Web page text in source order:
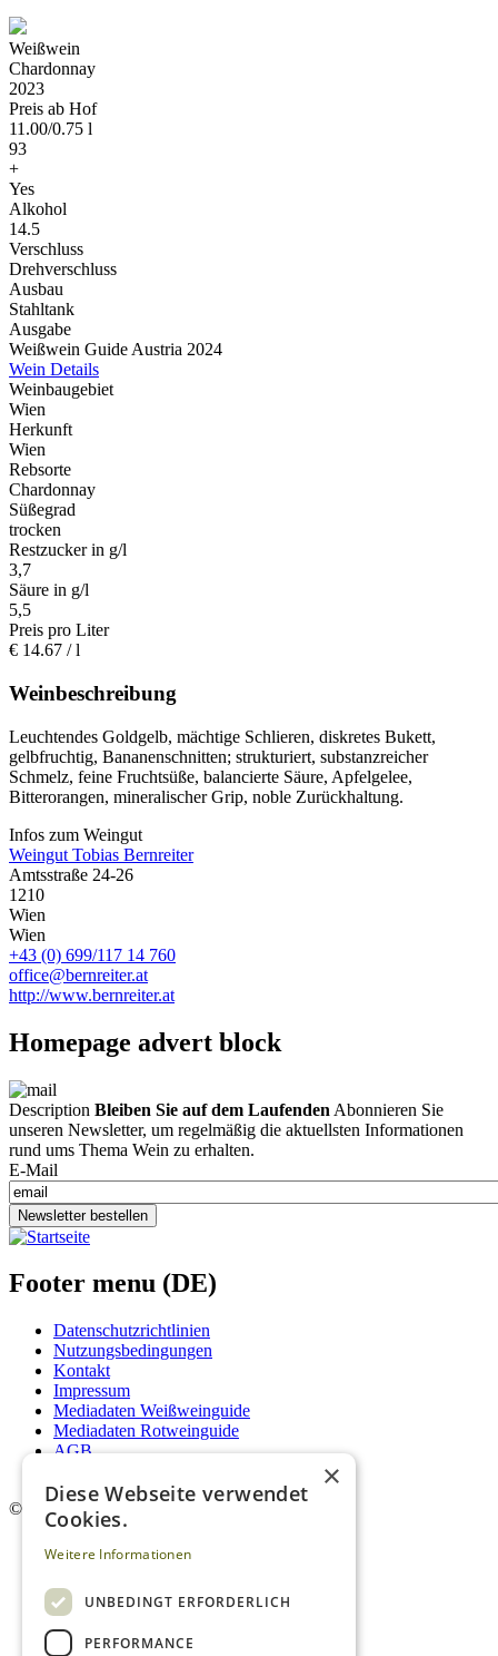
Weißwein
Chardonnay
2023
Preis ab Hof
11.00/0.75 l
93
+
Yes
Alkohol
14.5
Verschluss
Drehverschluss
Ausbau
Stahltank
Ausgabe
Weißwein Guide Austria 2024
Wein Details
Weinbaugebiet
Wien
Herkunft
Wien
Rebsorte
Chardonnay
Süßegrad
trocken
Restzucker in g/l
3,7
Säure in g/l
5,5
Preis pro Liter
€ 14.67 / l
Weinbeschreibung
Leuchtendes Goldgelb, mächtige Schlieren, diskretes Bukett,
gelbfruchtig, Bananenschnitten; strukturiert, substanzreicher
Schmelz, feine Fruchtsüße, balancierte Säure, Apfelgelee,
Bitterorangen, mineralischer Grip, noble Zurückhaltung.
Infos zum Weingut
Weingut Tobias Bernreiter
Amtsstraße 24-26
1210
Wien
Wien
+43 (0) 699/117 14 760
office@bernreiter.at
http://www.bernreiter.at
Homepage advert block
Description Bleiben Sie auf dem Laufenden Abonnieren Sie
unseren Newsletter, um regelmäßig die aktuellsten Informationen
rund ums Thema Wein zu erhalten.
E-Mail
Newsletter bestellen
Footer menu (DE)
Datenschutzrichtlinien
Nutzungsbedingungen
Kontakt
Impressum
Mediadaten Weißweinguide
Mediadaten Rotweinguide
AGB
© 2026. Alle Rechte vorbehalten.
×
Diese Webseite verwendet
Cookies.
Weitere Informationen
UNBEDINGT ERFORDERLICH
PERFORMANCE